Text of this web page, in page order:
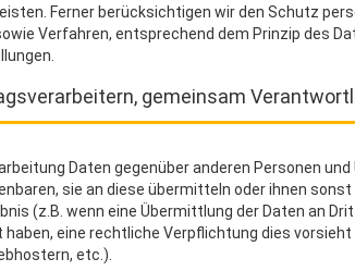
Ferner berücksichtigen wir den Schutz
Verfahren, entsprechend dem Prinzip des
gemeinsam
Daten gegenüber anderen Personen
sie an diese übermitteln oder ihnen
(z.B. wenn eine Übermittlung der Daten an
eine rechtliche Verpflichtung dies
etc.).